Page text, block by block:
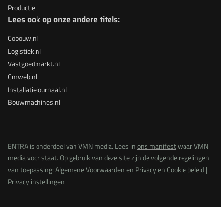
Productie
Lees ook op onze andere titels:
Cobouw.nl
Logistiek.nl
Vastgoedmarkt.nl
Cmweb.nl
Installatiejournaal.nl
Bouwmachines.nl
ENTRA is onderdeel van VMN media. Lees inons manifestwaar VMN
media voor staat. Op gebruik van deze site zijn de volgende regelingen
van toepassing:Algemene Voorwaardenen Privacy en Cookie beleid|
Privacy instellingen